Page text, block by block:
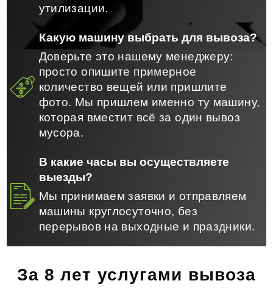
утилизации.
Какую машину выбрать для вывоза?
Доверьте это нашему менеджеру:
просто опишите примерное
количество вещей или пришлите
фото. Мы пришлем именно ту машину,
которая вместит всё за один вывоз
мусора.
В какие часы вы осуществляете
выезды?
Мы принимаем заявки и отправляем
машины круглосуточно, без
перерывов на выходные и праздники.
За 8 лет услугами вывоза